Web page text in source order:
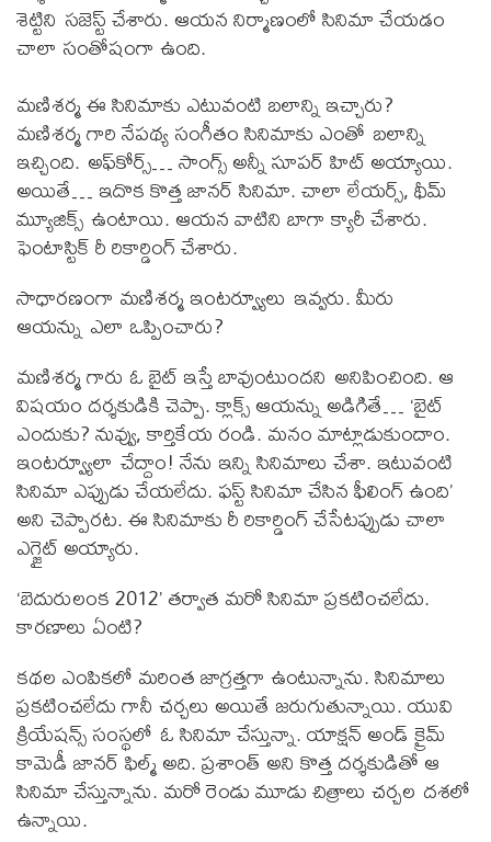
శెట్టిని సజెస్ట్ చేశారు. ఆయన నిర్మాణంలో సినిమా చేయడం
చాలా సంతోషంగా ఉంది.
మణిశర్మ ఈ సినిమాకు ఎటువంటి బలాన్ని ఇచ్చారు?
మణిశర్మ గారి నేపథ్య సంగీతం సినిమాకు ఎంతో బలాన్ని
ఇచ్చింది. అఫ్‌కోర్స్… సాంగ్స్ అన్నీ సూపర్ హిట్ అయ్యాయి.
అయితే… ఇదొక కొత్త జానర్ సినిమా. చాలా లేయర్స్, థీమ్
మ్యూజిక్స్ ఉంటాయి. ఆయన వాటిని బాగా క్యారీ చేశారు.
ఫెంటాస్టిక్ రీ రికార్డింగ్ చేశారు.
సాధారణంగా మణిశర్మ ఇంటర్వ్యూలు ఇవ్వరు. మీరు
ఆయన్ను ఎలా ఒప్పించారు?
మణిశర్మ గారు ఓ బైట్ ఇస్తే బావుంటుందని అనిపించింది. ఆ
విషయం దర్శకుడికి చెప్పా. క్లాక్స్ ఆయన్ను అడిగితే… ‘బైట్
ఎందుకు? నువ్వు, కార్తికేయ రండి. మనం మాట్లాడుకుందాం.
ఇంటర్వ్యూలా చేద్దాం! నేను ఇన్ని సినిమాలు చేశా. ఇటువంటి
సినిమా ఎప్పుడు చేయలేదు. ఫస్ట్ సినిమా చేసిన ఫీలింగ్ ఉంది’
అని చెప్పారట. ఈ సినిమాకు రీ రికార్డింగ్ చేసేటప్పుడు చాలా
ఎగ్జైట్ అయ్యారు.
‘బెదురులంక 2012’ తర్వాత మరో సినిమా ప్రకటించలేదు.
కారణాలు ఏంటి?
కథల ఎంపికలో మరింత జాగ్రత్తగా ఉంటున్నాను. సినిమాలు
ప్రకటించలేదు గానీ చర్చలు అయితే జరుగుతున్నాయి. యువి
క్రియేషన్స్ సంస్థలో ఓ సినిమా చేస్తున్నా. యాక్షన్ అండ్ క్రైమ్
కామెడీ జానర్ ఫిల్మ్ అది. ప్రశాంత్ అని కొత్త దర్శకుడితో ఆ
సినిమా చేస్తున్నాను. మరో రెండు మూడు చిత్రాలు చర్చల దశలో
ఉన్నాయి.